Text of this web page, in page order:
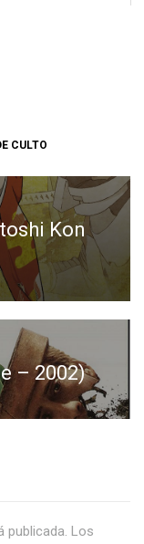
CULTO
Kon
– 2002)
publicada. Los